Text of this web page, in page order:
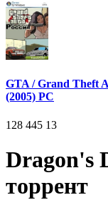
GTA / Grand Theft
(2005) PC
128 445 13
Dragon's
торрент